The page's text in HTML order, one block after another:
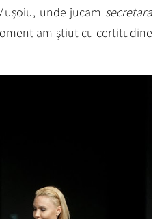
unde jucam secretara
am ştiut cu certitudine